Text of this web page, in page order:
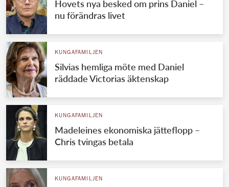
Hovets nya besked om prins Daniel –
nu förändras livet
KUNGAFAMILJEN
Silvias hemliga möte med Daniel
räddade Victorias äktenskap
KUNGAFAMILJEN
Madeleines ekonomiska jätteflopp –
Chris tvingas betala
KUNGAFAMILJEN